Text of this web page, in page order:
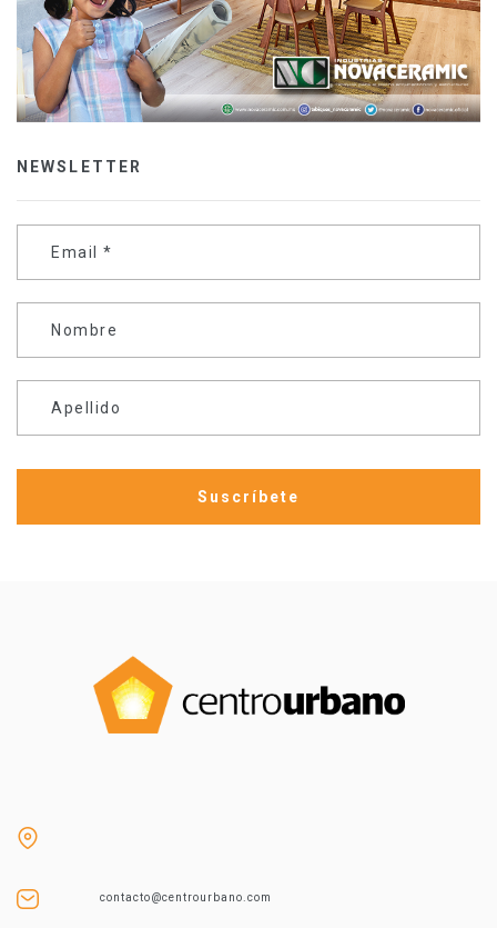
NEWSLETTER
Email *
Nombre
Apellido
contacto@centrourbano.com